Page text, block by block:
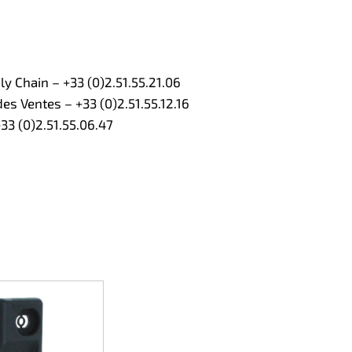
Chain – +33 (0)2.51.55.21.06
Ventes – +33 (0)2.51.55.12.16
(0)2.51.55.06.47